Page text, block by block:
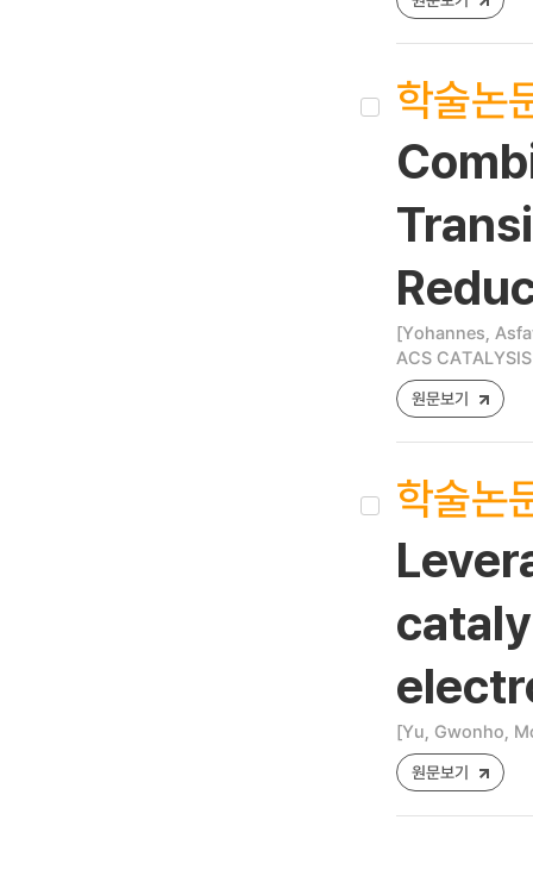
학술논
[Yohannes,
ACS
원문보기
학술논
[Yu, Gwonho,
원문보기